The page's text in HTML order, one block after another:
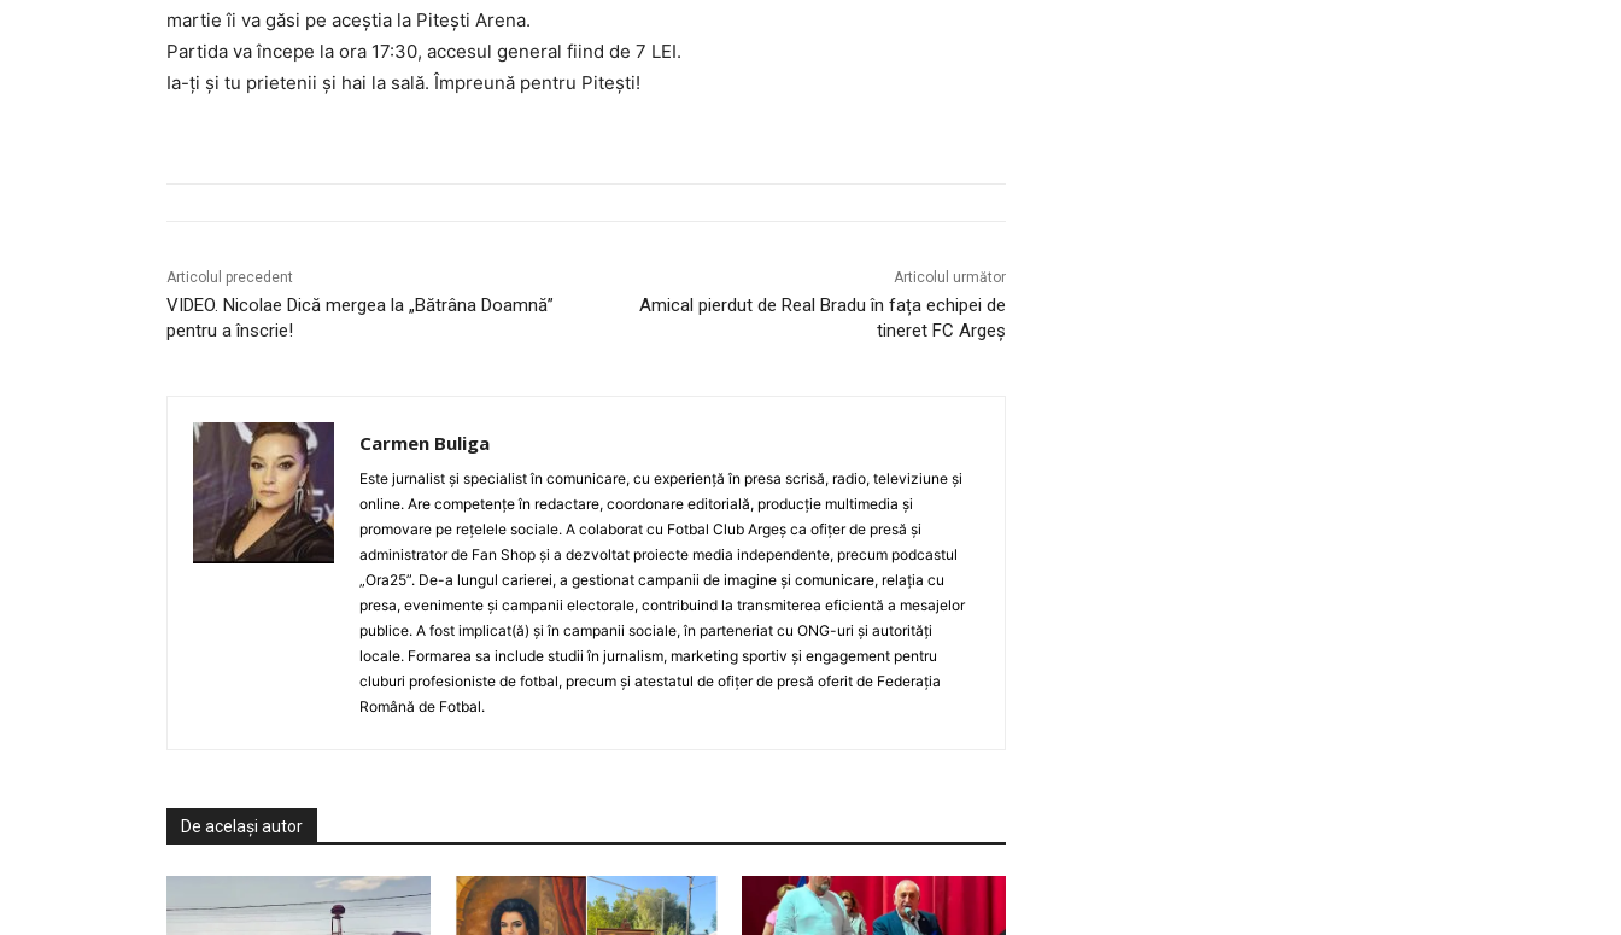
martie îi va găsi pe aceștia la Pitești Arena.
Partida va începe la ora 17:30, accesul general fiind de 7 LEI.
Ia-ți și tu prietenii și hai la sală. Împreună pentru Pitești!
Articolul precedent
VIDEO. Nicolae Dică mergea la „Bătrâna Doamnă”
pentru a înscrie!
Articolul următor
Amical pierdut de Real Bradu în fața echipei de
tineret FC Argeș
Carmen Buliga
Este jurnalist și specialist în comunicare, cu experiență în presa scrisă, radio, televiziune și
online. Are competențe în redactare, coordonare editorială, producție multimedia și
promovare pe rețelele sociale. A colaborat cu Fotbal Club Argeș ca ofițer de presă și
administrator de Fan Shop și a dezvoltat proiecte media independente, precum podcastul
„Ora25”. De-a lungul carierei, a gestionat campanii de imagine și comunicare, relația cu
presa, evenimente și campanii electorale, contribuind la transmiterea eficientă a mesajelor
publice. A fost implicat(ă) și în campanii sociale, în parteneriat cu ONG-uri și autorități
locale. Formarea sa include studii în jurnalism, marketing sportiv și engagement pentru
cluburi profesioniste de fotbal, precum și atestatul de ofițer de presă oferit de Federația
Română de Fotbal.
De același autor